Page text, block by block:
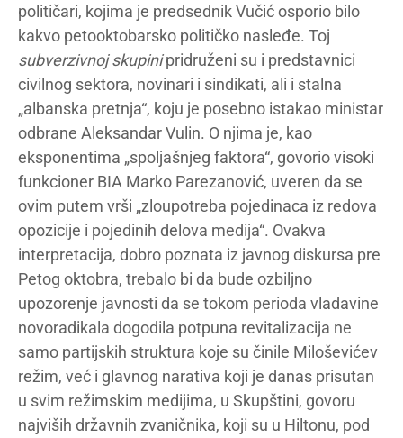
političari, kojima je predsednik Vučić osporio bilo
kakvo petooktobarsko političko nasleđe. Toj
subverzivnoj skupinipridruženi su i predstavnici
civilnog sektora, novinari i sindikati, ali i stalna
„albanska pretnja“, koju je posebno istakao ministar
odbrane Aleksandar Vulin. O njima je, kao
eksponentima „spoljašnjeg faktora“, govorio visoki
funkcioner BIA Marko Parezanović, uveren da se
ovim putem vrši „zloupotreba pojedinaca iz redova
opozicije i pojedinih delova medija“. Ovakva
interpretacija, dobro poznata iz javnog diskursa pre
Petog oktobra, trebalo bi da bude ozbiljno
upozorenje javnosti da se tokom perioda vladavine
novoradikala dogodila potpuna revitalizacija ne
samo partijskih struktura koje su činile Miloševićev
režim, već i glavnog narativa koji je danas prisutan
u svim režimskim medijima, u Skupštini, govoru
najviših državnih zvaničnika, koji su u Hiltonu, pod